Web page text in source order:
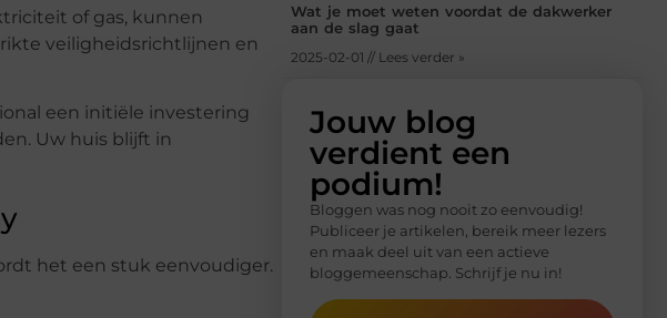
of gas, kunnen
veiligheidsrichtlijnen en
een initiële investering
Uw huis blijft in
het een stuk eenvoudiger.
Wat je moet weten voordat de dakwerker
aan de slag gaat
2025-02-01 // Lees verder »
Jouw blog
verdient een
podium!
Bloggen was nog nooit zo eenvoudig!
Publiceer je artikelen, bereik meer lezers
en maak deel uit van een actieve
bloggemeenschap. Schrijf je nu in!